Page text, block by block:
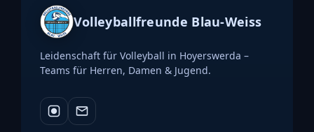
Volleyballfreunde Blau-Weiss
Leidenschaft für Volleyball in Hoyerswerda –
Teams für Herren, Damen & Jugend.